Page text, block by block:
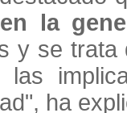
la
y se
las
ha